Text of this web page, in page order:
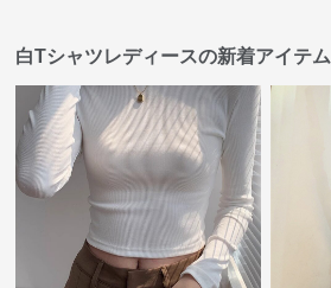
白Tシャツレディースの新着アイテム